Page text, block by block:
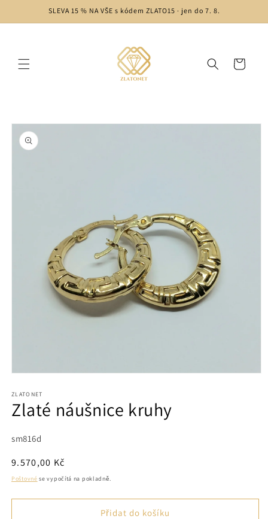
SLEVA 15 % NA VŠE s kódem ZLATO15 · jen do 7. 8.
Košík
o
produktu
1
v
modálním
ZLATONET
Zlaté náušnice kruhy
SKU:
sm816d
Běžná
cena
9.570,00 Kč
Poštovné se vypočítá na pokladně.
Přidat do košíku